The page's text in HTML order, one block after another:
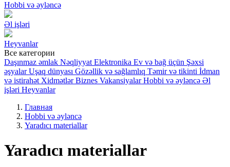
Hobbi və əyləncə
Əl işləri
Heyvanlar
Все категории
Daşınmaz əmlak Nəqliyyat Elektronika Ev və bağ üçün Şəxsi
əşyalar Uşaq dünyası Gözəllik və sağlamlıq Təmir və tikinti İdman
və istirahət Xidmətlər Biznes Vakansiyalar Hobbi və əyləncə Əl
işləri Heyvanlar
Главная
Hobbi və əyləncə
Yaradıcı materiallar
Yaradıcı materiallar